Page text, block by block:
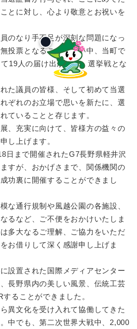
とに対し、心より敬意とお祝いを
のなり手不足が深刻な問題になっ
投票となることが多い中、当町で
19人の届け出があり、選挙戦とな
た議員の皆様、そして初めて当選
ぞれのお立場で思いを新たに、選
ていることと存じます。
、充実に向けて、皆様方の益々の
し上げます。
日まで開催されたG7長野県軽井沢
すが、おかげさまで、関係機関の
功裏に開催することができまし
な通行規制や風越公園の各施設、
るなど、ご不便をおかけいたしま
多大なるご理解、ご協力をいただ
お借りして深く感謝申し上げま
設置された国際メディアセンター
長野県内の美しい風景、伝統工芸
ることができました。
異文化を受け入れて協働してきた
中でも、第二次世界大戦中、2,000